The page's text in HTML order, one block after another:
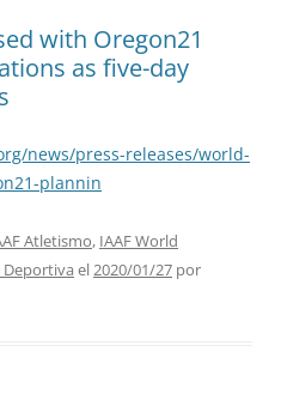
with Oregon21
as five-day
news/press-releases/world-
plannin
Atletismo, IAAF World
el2020/01/27 por